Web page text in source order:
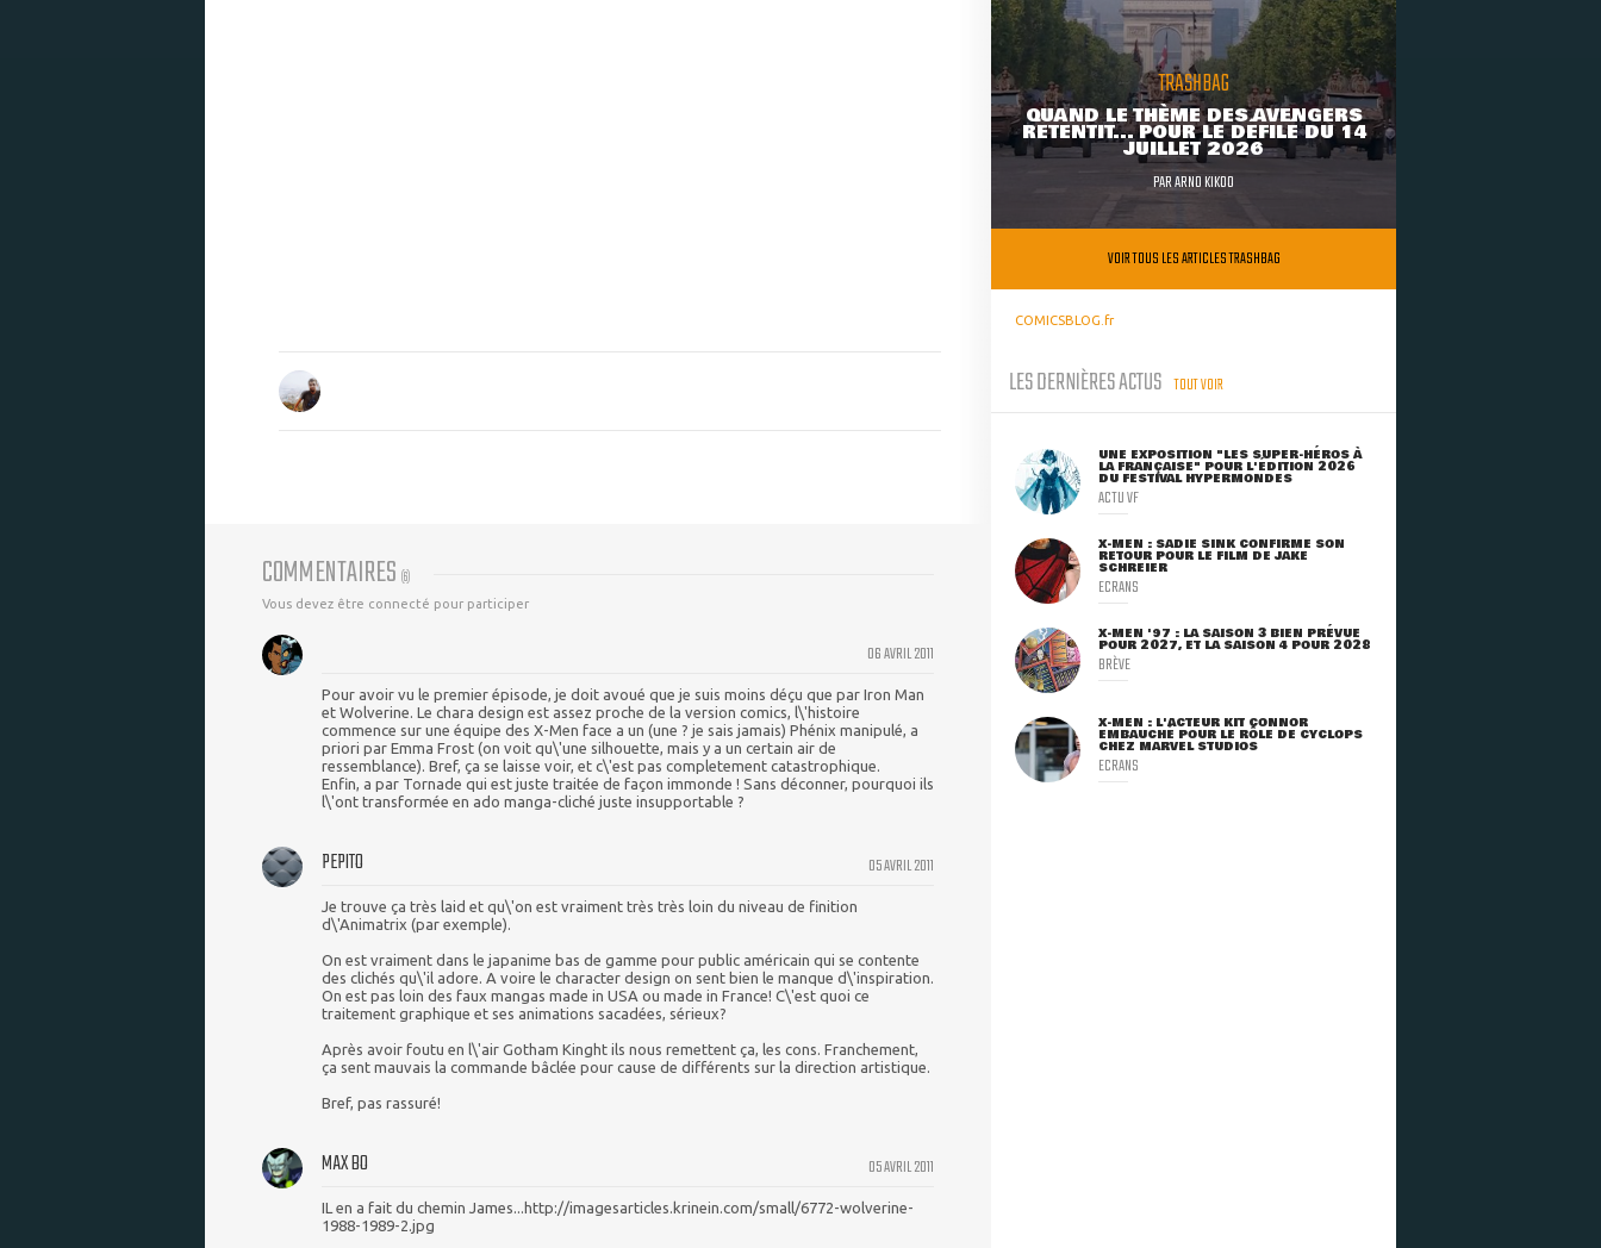
COMMENTAIRES (6)
Vous devez être connecté pour participer
06 AVRIL 2011
Pour avoir vu le premier épisode, je doit avoué que je suis moins déçu que par Iron Man
et Wolverine. Le chara design est assez proche de la version comics, l\'histoire
commence sur une équipe des X-Men face a un (une ? je sais jamais) Phénix manipulé, a
priori par Emma Frost (on voit qu\'une silhouette, mais y a un certain air de
ressemblance). Bref, ça se laisse voir, et c\'est pas completement catastrophique.
Enfin, a par Tornade qui est juste traitée de façon immonde ! Sans déconner, pourquoi ils
l\'ont transformée en ado manga-cliché juste insupportable ?
05 AVRIL 2011
PEPITO
Je trouve ça très laid et qu\'on est vraiment très très loin du niveau de finition
d\'Animatrix (par exemple).
On est vraiment dans le japanime bas de gamme pour public américain qui se contente
des clichés qu\'il adore. A voire le character design on sent bien le manque d\'inspiration.
On est pas loin des faux mangas made in USA ou made in France! C\'est quoi ce
traitement graphique et ses animations sacadées, sérieux?
Après avoir foutu en l\'air Gotham Kinght ils nous remettent ça, les cons. Franchement,
ça sent mauvais la commande bâclée pour cause de différents sur la direction artistique.
Bref, pas rassuré!
05 AVRIL 2011
MAX BO
IL en a fait du chemin James...http://imagesarticles.krinein.com/small/6772-wolverine-
1988-1989-2.jpg
TRASHBAG
QUAND LE THÈME DES AVENGERS
RETENTIT... POUR LE DÉFILÉ DU 14
JUILLET 2026
PARARNO KIKOO
VOIR TOUS LES ARTICLES TRASHBAG
COMICSBLOG.fr
LES DERNIÈRES ACTUS TOUT VOIR
UNE EXPOSITION "LES SUPER-HÉROS À
LA FRANÇAISE" POUR L'ÉDITION 2026
DU FESTIVAL HYPERMONDES
ACTU VF
X-MEN : SADIE SINK CONFIRME SON
RETOUR POUR LE FILM DE JAKE
SCHREIER
ECRANS
X-MEN '97 : LA SAISON 3 BIEN PRÉVUE
POUR 2027, ET LA SAISON 4 POUR 2028
BRÈVE
X-MEN : L'ACTEUR KIT CONNOR
EMBAUCHÉ POUR LE RÔLE DE CYCLOPS
CHEZ MARVEL STUDIOS
ECRANS